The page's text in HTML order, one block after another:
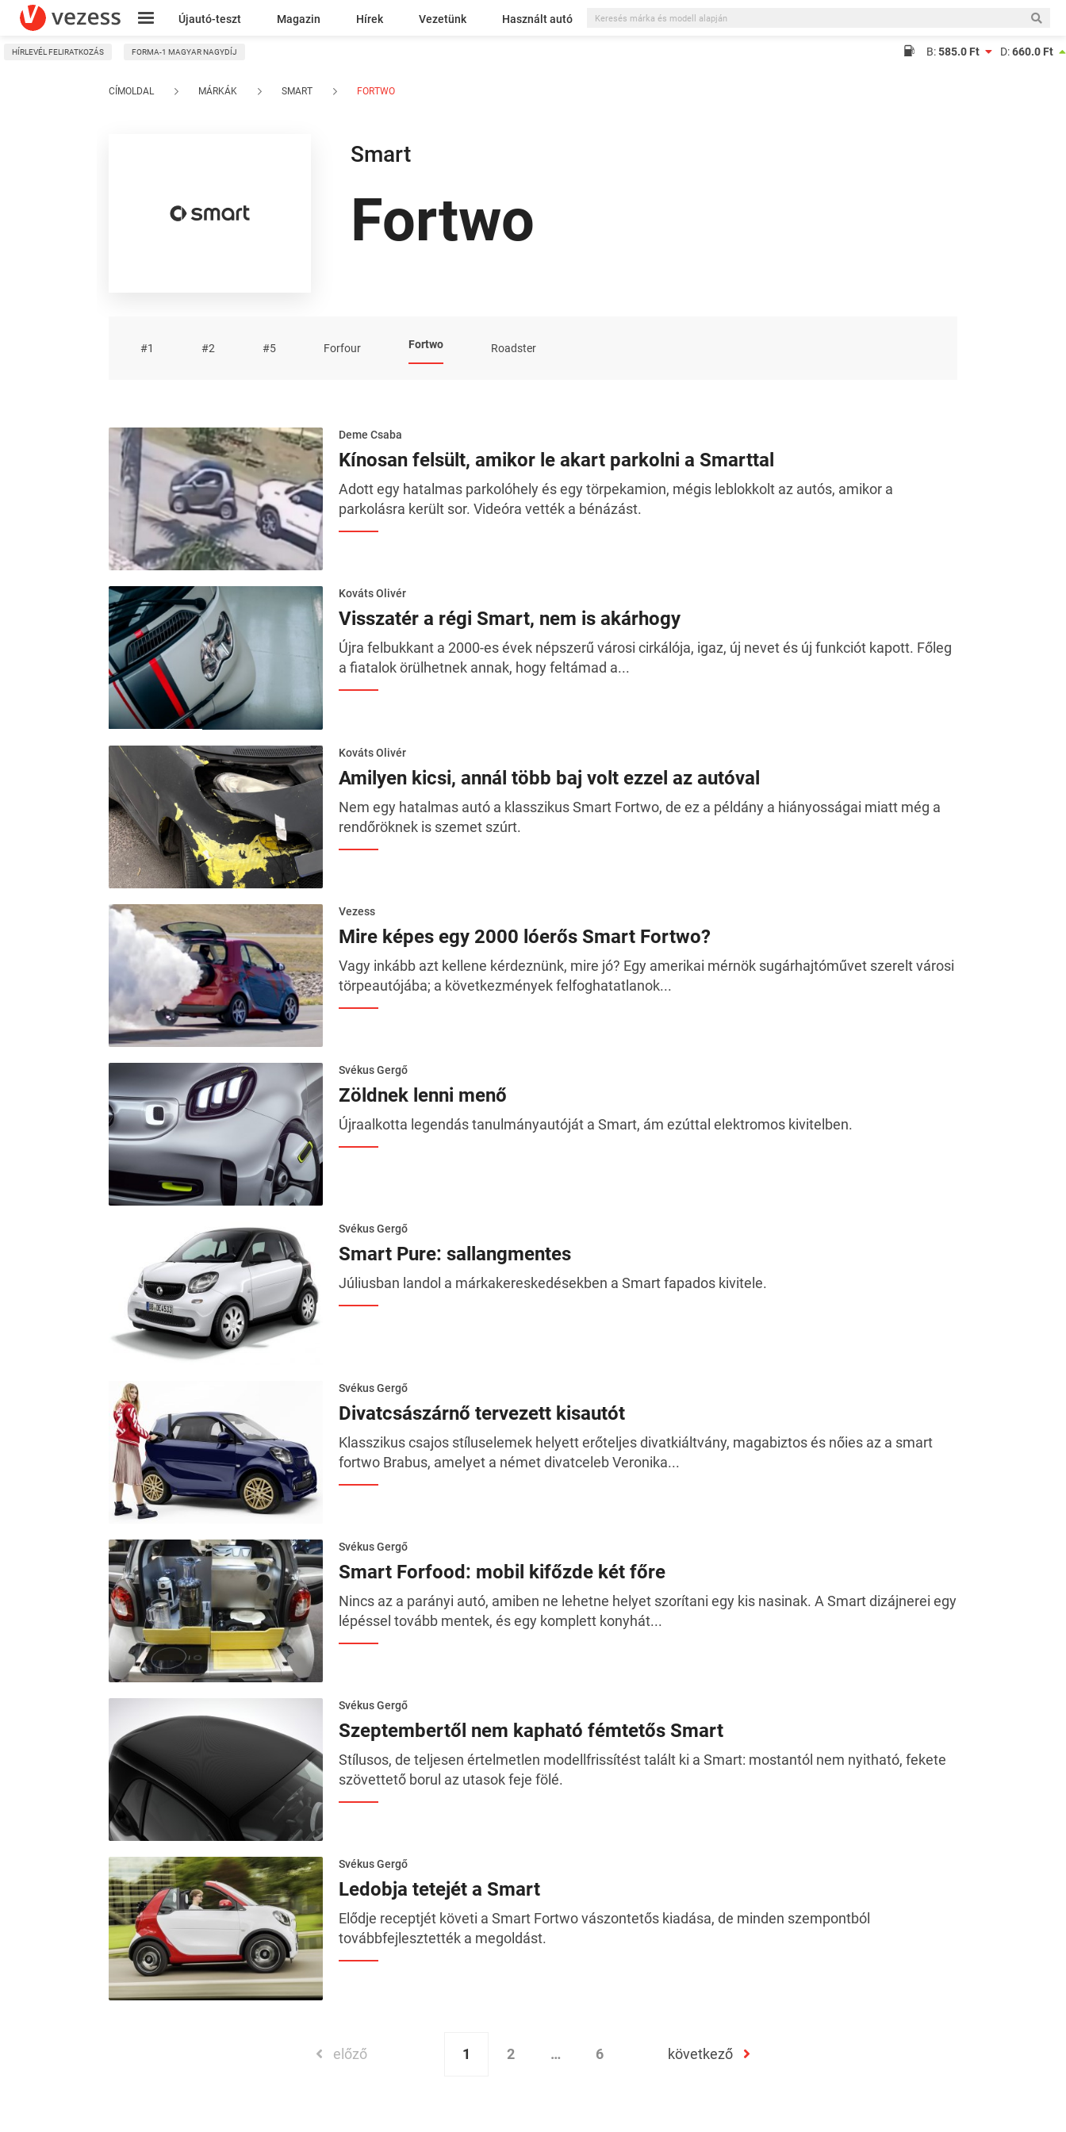
Újautó-teszt Magazin Hírek Vezetünk Használt autó
Kresz
HÍRLEVÉL FELIRATKOZÁS FORMA-1 MAGYAR NAGYDÍJ B:585.0 Ft D:660.0 Ft
CÍMOLDAL MÁRKÁK SMART FORTWO
Smart
Fortwo
#1 #2 #5 Forfour Fortwo Roadster
Deme Csaba
Kínosan felsült, amikor le akart parkolni a Smarttal
Adott egy hatalmas parkolóhely és egy törpekamion, mégis leblokkolt az autós, amikor a
parkolásra került sor. Videóra vették a bénázást.
Kováts Olivér
Visszatér a régi Smart, nem is akárhogy
Újra felbukkant a 2000-es évek népszerű városi cirkálója, igaz, új nevet és új funkciót kapott. Főleg
a fiatalok örülhetnek annak, hogy feltámad a...
Kováts Olivér
Amilyen kicsi, annál több baj volt ezzel az autóval
Nem egy hatalmas autó a klasszikus Smart Fortwo, de ez a példány a hiányosságai miatt még a
rendőröknek is szemet szúrt.
Vezess
Mire képes egy 2000 lóerős Smart Fortwo?
Vagy inkább azt kellene kérdeznünk, mire jó? Egy amerikai mérnök sugárhajtóművet szerelt városi
törpeautójába; a következmények felfoghatatlanok...
Svékus Gergő
Zöldnek lenni menő
Újraalkotta legendás tanulmányautóját a Smart, ám ezúttal elektromos kivitelben.
Svékus Gergő
Smart Pure: sallangmentes
Júliusban landol a márkakereskedésekben a Smart fapados kivitele.
Svékus Gergő
Divatcsászárnő tervezett kisautót
Klasszikus csajos stíluselemek helyett erőteljes divatkiáltvány, magabiztos és nőies az a smart
fortwo Brabus, amelyet a német divatceleb Veronika...
Svékus Gergő
Smart Forfood: mobil kifőzde két főre
Nincs az a parányi autó, amiben ne lehetne helyet szorítani egy kis nasinak. A Smart dizájnerei egy
lépéssel tovább mentek, és egy komplett konyhát...
Svékus Gergő
Szeptembertől nem kapható fémtetős Smart
Stílusos, de teljesen értelmetlen modellfrissítést talált ki a Smart: mostantól nem nyitható, fekete
szövettető borul az utasok feje fölé.
Svékus Gergő
Ledobja tetejét a Smart
Elődje receptjét követi a Smart Fortwo vászontetős kiadása, de minden szempontból
továbbfejlesztették a megoldást.
előző 1 2 … 6 következő